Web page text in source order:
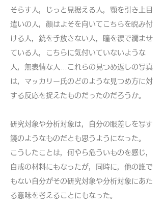
そらす人，じっと見据える人，顎を引き上目
遣いの人，顔はよそを向いてこちらを睨み付
ける人，銃を手放さない人，瞳を涙で潤ませ
ている人，こちらに気付いていないような
人，無表情な人…これらの見つめ返しの写真
は，マッカリー氏のどのような見つめ方に対
する反応を捉えたものだったのだろうか。
研究対象や分析対象は，自分の眼差しを写す
鏡のようなものだとも思うようになった。
こうしたことは，何やら危ういものを感じ，
自戒の材料にもなったが，同時に，他の誰で
もない自分がその研究対象や分析対象にあた
る意味を考えることにもなった。